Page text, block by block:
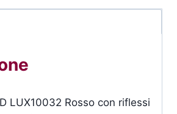
LUX10032 Rosso con riflessi